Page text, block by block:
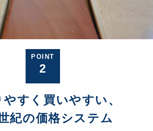
POINT
2
すく買いやすい、
紀の価格システム